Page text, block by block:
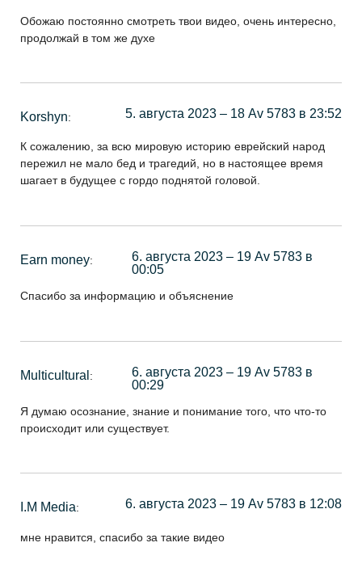
Обожаю постоянно смотреть твои видео, очень интересно,
продолжай в том же духе
Korshyn: 5. августа 2023 – 18 Av 5783 в 23:52
К сожалению, за всю мировую историю еврейский народ
пережил не мало бед и трагедий, но в настоящее время
шагает в будущее с гордо поднятой головой.
Earn money:
6. августа 2023 – 19 Av 5783 в
00:05
Спасибо за информацию и объяснение
Multicultural :
6. августа 2023 – 19 Av 5783 в
00:29
Я думаю осознание, знание и понимание того, что что-то
происходит или существует.
I.M Media: 6. августа 2023 – 19 Av 5783 в 12:08
мне нравится, спасибо за такие видео